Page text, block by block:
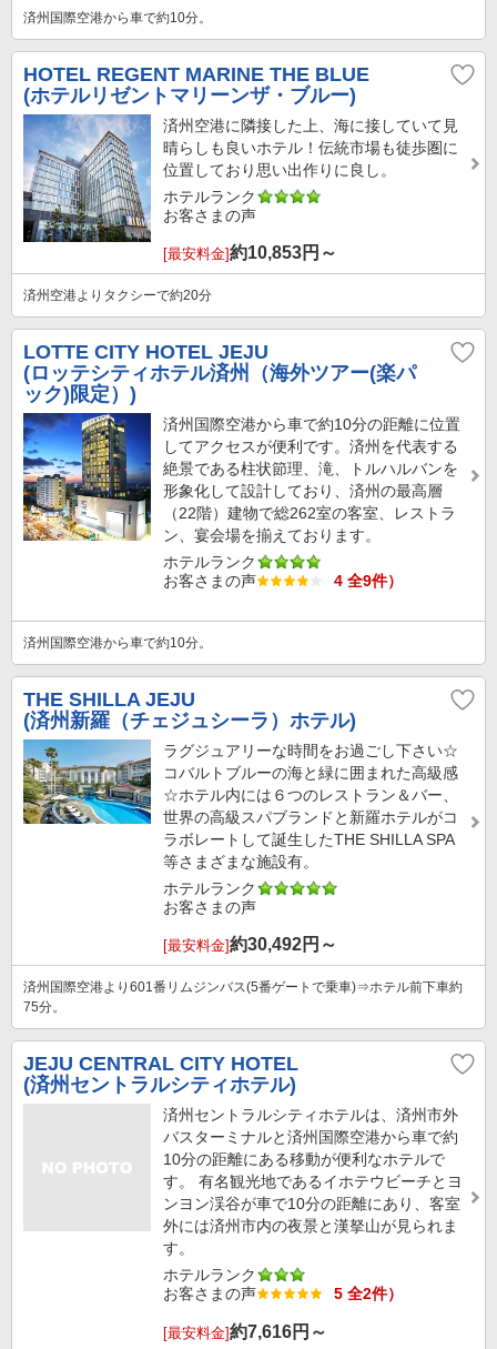
済州国際空港から車で約10分。
HOTEL REGENT MARINE THE BLUE
(ホテルリゼントマリーンザ・ブルー)
済州空港に隣接した上、海に接していて見
晴らしも良いホテル！伝統市場も徒歩圏に
位置しており思い出作りに良し。
ホテルランク
お客さまの声
[最安料金]約10,853円～
済州空港よりタクシーで約20分
LOTTE CITY HOTEL JEJU
(ロッテシティホテル済州（海外ツアー(楽パ
ック)限定）)
済州国際空港から車で約10分の距離に位置
してアクセスが便利です。済州を代表する
絶景である柱状節理、滝、トルハルバンを
形象化して設計しており、済州の最高層
（22階）建物で総262室の客室、レストラ
ン、宴会場を揃えております。
ホテルランク
お客さまの声
4 全9件）
済州国際空港から車で約10分。
THE SHILLA JEJU
(済州新羅（チェジュシーラ）ホテル)
ラグジュアリーな時間をお過ごし下さい☆
コバルトブルーの海と緑に囲まれた高級感
☆ホテル内には６つのレストラン＆バー、
世界の高級スパブランドと新羅ホテルがコ
ラボレートして誕生したTHE SHILLA SPA
等さまざまな施設有。
ホテルランク
お客さまの声
[最安料金]約30,492円～
済州国際空港より601番リムジンバス(5番ゲートで乗車)⇒ホテル前下車約
75分。
JEJU CENTRAL CITY HOTEL
(済州セントラルシティホテル)
済州セントラルシティホテルは、済州市外
バスターミナルと済州国際空港から車で約
10分の距離にある移動が便利なホテルで
す。 有名観光地であるイホテウビーチとヨ
ンヨン渓谷が車で10分の距離にあり、客室
外には済州市内の夜景と漢拏山が見られま
す。
ホテルランク
お客さまの声
5 全2件）
[最安料金]約7,616円～